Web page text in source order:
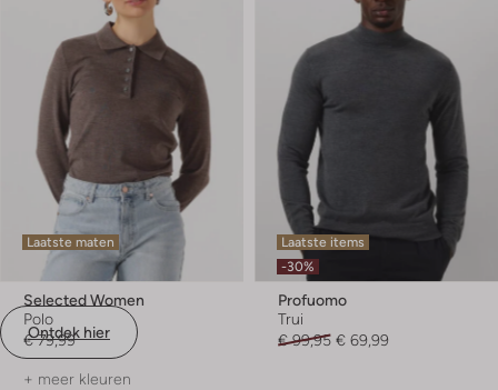
Ontdek hier
Laatste maten
Selected Women
Polo
€ 79,99
+ meer kleuren
Laatste items
-30%
Profuomo
Trui
€ 99,95 € 69,99